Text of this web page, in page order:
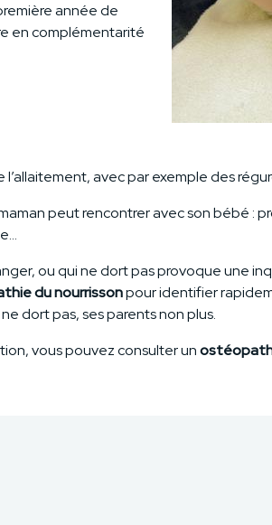
année de
en complémentarité
avec par exemple des
peut rencontrer avec son bébé :
ou qui ne dort pas provoque une
du nourrissonpour identifier
dort pas, ses parents non plus.
vous pouvez consulter un